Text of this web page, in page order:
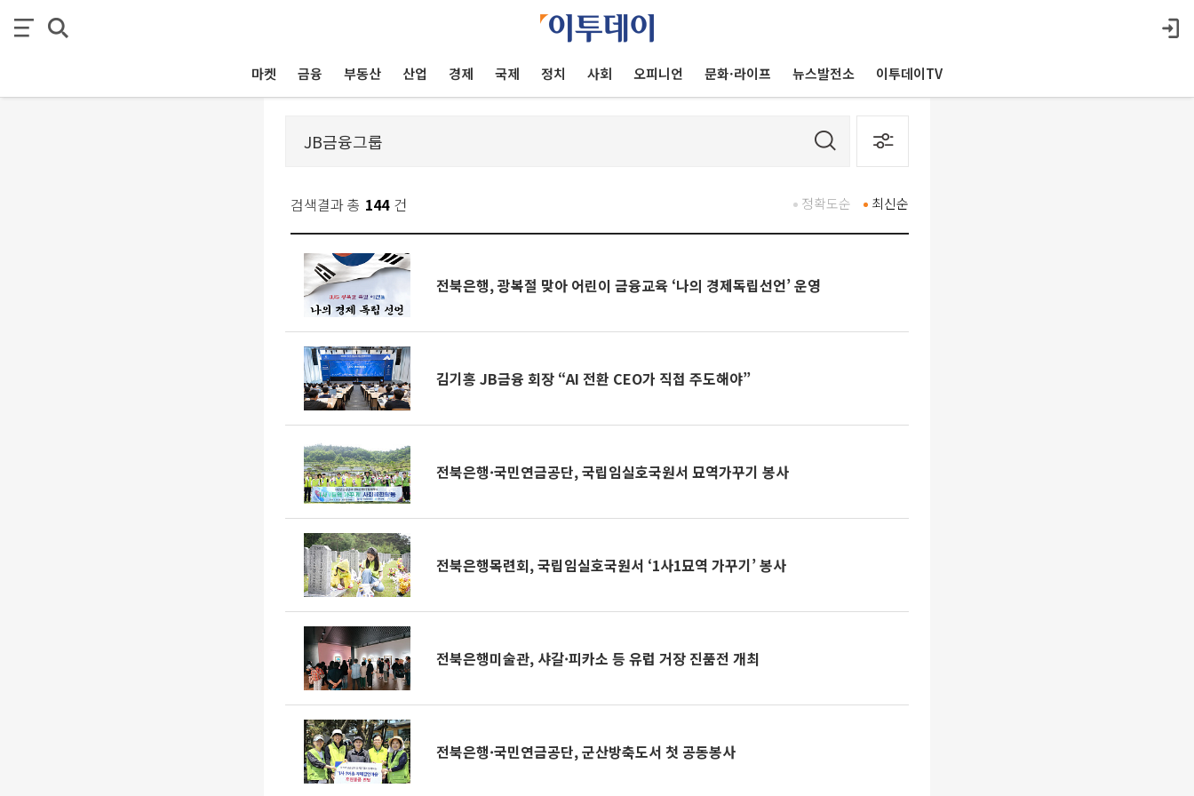
마켓 금융 부동산 산업 경제 국제 정치 사회 오피니언 문화·라이프 뉴스발전소 이투데이TV
검색결과 총 144 건 최신순
정확도순
전북은행, 광복절 맞아 어린이 금융교육 ‘나의 경제독립선언’ 운영
김기홍 JB금융 회장 “AI 전환 CEO가 직접 주도해야”
전북은행·국민연금공단, 국립임실호국원서 묘역가꾸기 봉사
전북은행목련회, 국립임실호국원서 ‘1사1묘역 가꾸기’ 봉사
전북은행미술관, 샤갈·피카소 등 유럽 거장 진품전 개최
전북은행·국민연금공단, 군산방축도서 첫 공동봉사